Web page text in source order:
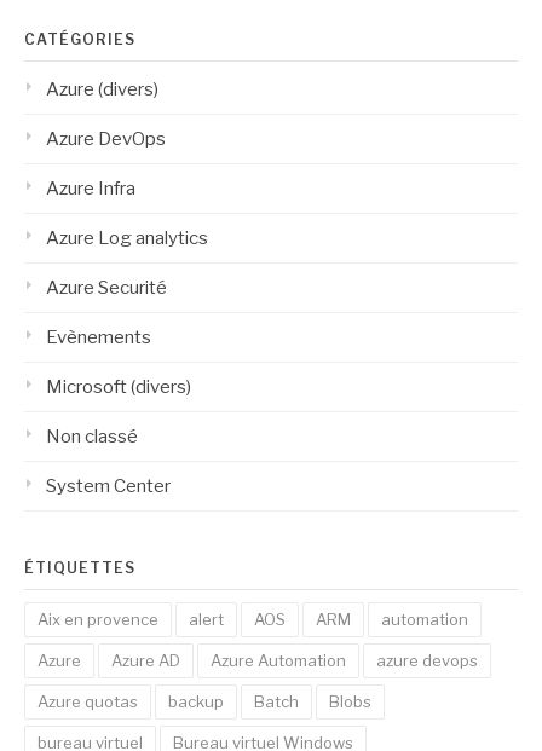
CATÉGORIES
Azure (divers)
Azure DevOps
Azure Infra
Azure Log analytics
Azure Securité
Evènements
Microsoft (divers)
Non classé
System Center
ÉTIQUETTES
Aix en provence alert AOS ARM automation
Azure Azure AD Azure Automation azure devops
Azure quotas backup Batch Blobs
bureau virtuel Bureau virtuel Windows